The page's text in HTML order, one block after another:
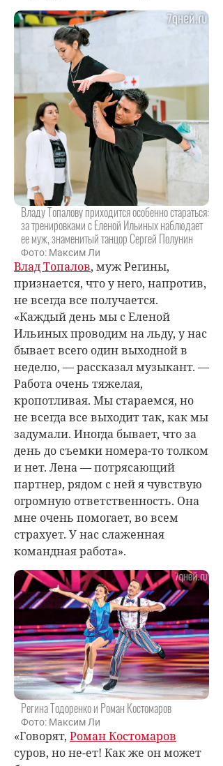
Владу Топалову приходится особенно стараться:
за тренировками с Еленой Ильиных наблюдает
ее муж, знаменитый танцор Сергей Полунин
Фото: Максим Ли
Влад Топалов, муж Регины,
признается, что у него, напротив,
не всегда все получается.
«Каждый день мы с Еленой
Ильиных проводим на льду, у нас
бывает всего один выходной в
неделю, — рассказал музыкант. —
Работа очень тяжелая,
кропотливая. Мы стараемся, но
не всегда все выходит так, как мы
задумали. Иногда бывает, что за
день до съемки номера-то толком
и нет. Лена — потрясающий
партнер, рядом с ней я чувствую
огромную ответственность. Она
мне очень помогает, во всем
страхует. У нас слаженная
командная работа».
Регина Тодоренко и Роман Костомаров
Фото: Максим Ли
«Говорят, Роман Костомаров
суров, но не-ет! Как же он может